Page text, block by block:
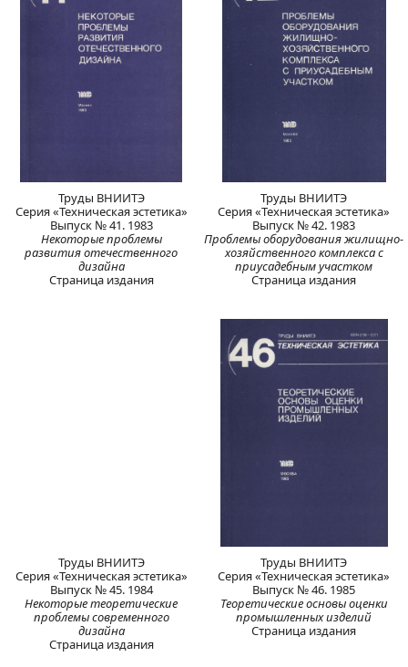
Труды ВНИИТЭ
Серия «Техническая эстетика»
Выпуск № 41. 1983
Некоторые проблемы
развития отечественного
дизайна
Страница издания
Труды ВНИИТЭ
Серия «Техническая эстетика»
Выпуск № 42. 1983
Проблемы оборудования жилищно-
хозяйственного комплекса с
приусадебным участком
Страница издания
Труды ВНИИТЭ
Серия «Техническая эстетика»
Выпуск № 45. 1984
Некоторые теоретические
проблемы современного
дизайна
Страница издания
Труды ВНИИТЭ
Серия «Техническая эстетика»
Выпуск № 46. 1985
Теоретические основы оценки
промышленных изделий
Страница издания